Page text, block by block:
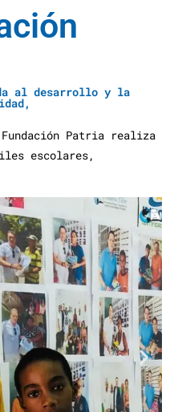
ónAy
al desarrollo y la
Patria realiza
escolares,